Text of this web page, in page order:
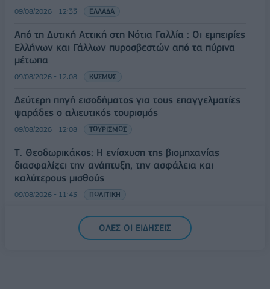
09/08/2026 - 12:33 ΕΛΛΑΔΑ
Από τη Δυτική Αττική στη Νότια Γαλλία : Οι εμπειρίες
Ελλήνων και Γάλλων πυροσβεστών από τα πύρινα
μέτωπα
09/08/2026 - 12:08 ΚΟΣΜΟΣ
Δεύτερη πηγή εισοδήματος για τους επαγγελματίες
ψαράδες ο αλιευτικός τουρισμός
09/08/2026 - 12:08 ΤΟΥΡΙΣΜΟΣ
Τ. Θεοδωρικάκος: Η ενίσχυση της βιομηχανίας
διασφαλίζει την ανάπτυξη, την ασφάλεια και
καλύτερους μισθούς
09/08/2026 - 11:43 ΠΟΛΙΤΙΚΗ
Υπ. Μεταφορών: Οριστική λύση στο ζήτημα των
πινακίδων κυκλοφορίας - Τέλος στις χρονοβόρες
ΟΛΕΣ ΟΙ ΕΙΔΗΣΕΙΣ